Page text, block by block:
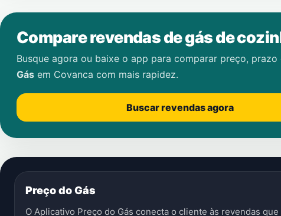
Compare revendas de gás de
Busque agora ou baixe o app para comparar preço,
Gás em Covanca com mais rapidez.
Buscar revendas agora
Preço do Gás
O Aplicativo Preço do Gás conecta o cliente às revendas